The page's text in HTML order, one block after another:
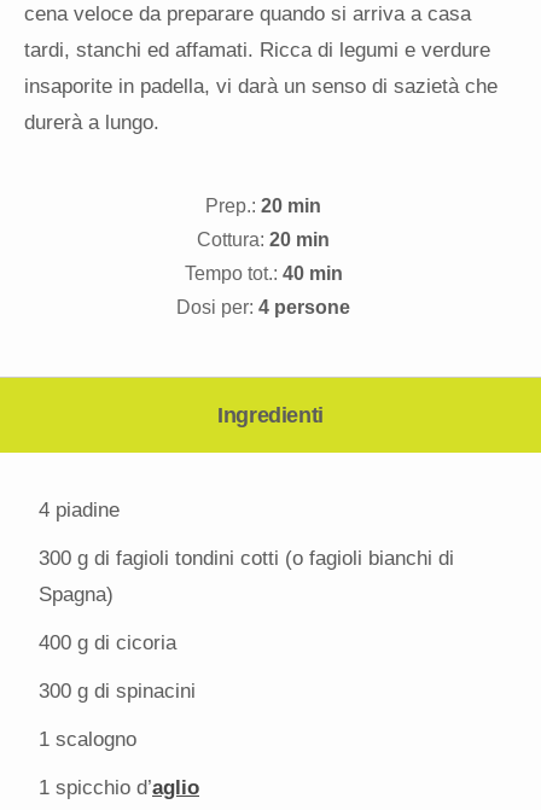
cena veloce da preparare quando si arriva a casa
tardi, stanchi ed affamati. Ricca di legumi e verdure
insaporite in padella, vi darà un senso di sazietà che
durerà a lungo.
Prep.: 20 min
Cottura: 20 min
Tempo tot.: 40 min
Dosi per: 4 persone
Ingredienti
4 piadine
300 g di fagioli tondini cotti (o fagioli bianchi di
Spagna)
400 g di cicoria
300 g di spinacini
1 scalogno
1 spicchio d’aglio